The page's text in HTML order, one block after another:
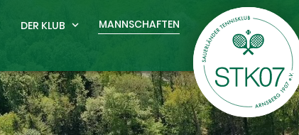
DER KLUB expand_more MANNSCHAFTEN